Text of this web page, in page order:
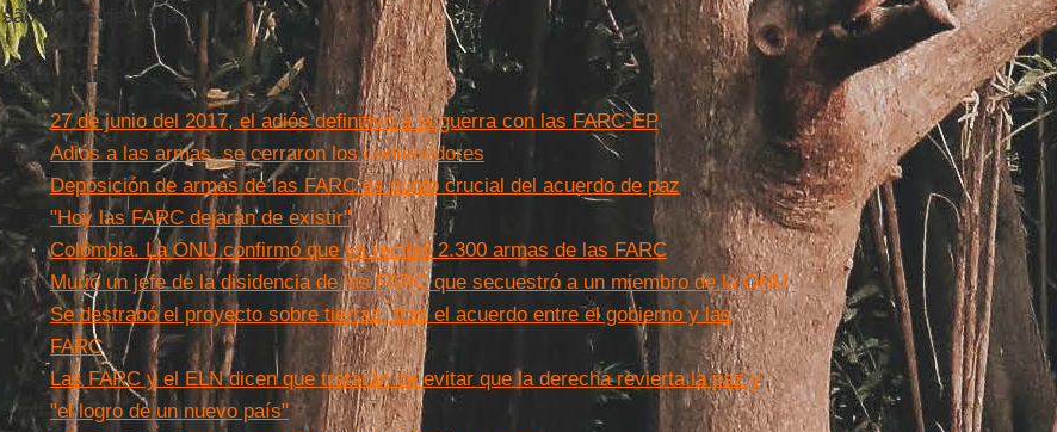
são gratos desde já.
Leia mais
27 de junio del 2017, el adiós definitivo a la guerra con las FARC-EP
Adiós a las armas, se cerraron los contenedores
Deposición de armas de las FARC es punto crucial del acuerdo de paz
"Hoy las FARC dejarán de existir"
Colômbia. La ONU confirmó que ya recibió 2.300 armas de las FARC
Murió un jefe de la disidencia de las FARC que secuestró a un miembro de la ONU
Se destrabó el proyecto sobre tierras, tras el acuerdo entre el gobierno y las
FARC
Las FARC y el ELN dicen que tratarán de evitar que la derecha revierta la paz y
"el logro de un nuevo país"